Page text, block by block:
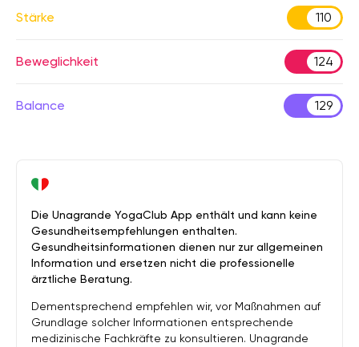
Stärke 110
Beweglichkeit 124
Balance 129
Die Unagrande YogaClub App enthält und kann keine
Gesundheitsempfehlungen enthalten.
Gesundheitsinformationen dienen nur zur allgemeinen
Information und ersetzen nicht die professionelle
ärztliche Beratung.
Dementsprechend empfehlen wir, vor Maßnahmen auf
Grundlage solcher Informationen entsprechende
medizinische Fachkräfte zu konsultieren. Unagrande